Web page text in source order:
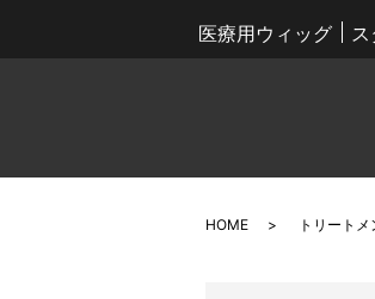
医療用ウィッグ
HOME トリート